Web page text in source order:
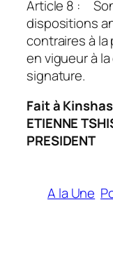
Article 8 :
dispositions
contraires à
en vigueur à
signature.
Fait à
ETIENNE
PRESIDENT
A la Une